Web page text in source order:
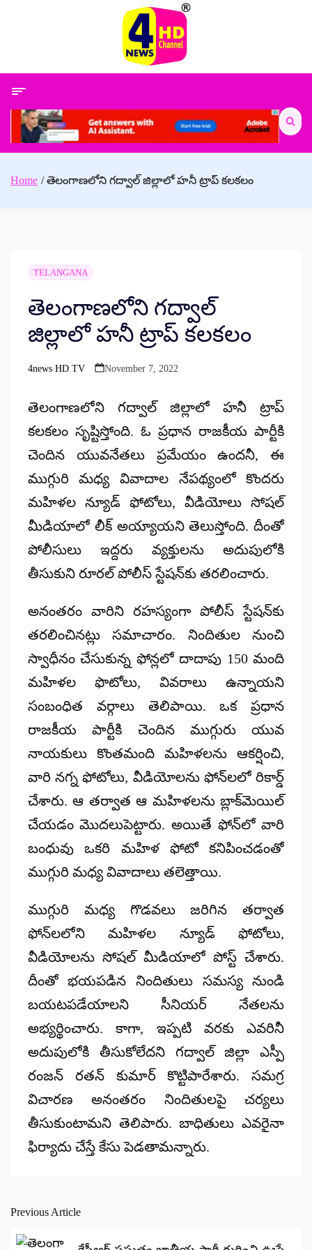
Search
for:
Home తెలంగాణలోని గద్వాల్ జిల్లాలో హనీ ట్రాప్ కలకలం
TELANGANA
తెలంగాణలోని గద్వాల్
జిల్లాలో హనీ ట్రాప్ కలకలం
Posted
4news HD TV November 7, 2022
తెలంగాణలోని గద్వాల్ జిల్లాలో హనీ ట్రాప్
కలకలం సృష్టిస్తోంది. ఓ ప్రధాన రాజకీయ పార్టీకి
చెందిన యువనేతలు ప్రమేయం ఉందనీ, ఈ
ముగ్గురి మధ్య వివాదాల నేపథ్యంలో కొందరు
మహిళల న్యూడ్ ఫోటోలు, వీడియోలు సోషల్
మీడియాలో లీక్ అయ్యాయని తెలుస్తోంది. దీంతో
పోలీసులు ఇద్దరు వ్యక్తులను అదుపులోకి
తీసుకుని రూరల్ పోలీస్ స్టేషన్‌కు తరలించారు.
అనంతరం వారిని రహస్యంగా పోలీస్ స్టేషన్‌కు
తరలించినట్లు సమాచారం. నిందితుల నుంచి
స్వాధీనం చేసుకున్న ఫోన్లలో దాదాపు 150 మంది
మహిళల ఫొటోలు, వివరాలు ఉన్నాయని
సంబంధిత వర్గాలు తెలిపాయి. ఒక ప్రధాన
రాజకీయ పార్టీకి చెందిన ముగ్గురు యువ
నాయకులు కొంతమంది మహిళలను ఆకర్షించి,
వారి నగ్న ఫోటోలు, వీడియోలను ఫోన్‌లలో రికార్డ్
చేశారు. ఆ తర్వాత ఆ మహిళలను బ్లాక్‌మెయిల్
చేయడం మొదలుపెట్టారు. అయితే ఫోన్‌లో వారి
బంధువు ఒకరి మహిళ ఫోటో కనిపించడంతో
ముగ్గురి మధ్య వివాదాలు తలెత్తాయి.
ముగ్గురి మధ్య గొడవలు జరిగిన తర్వాత
ఫోన్‌లలోని మహిళల న్యూడ్ ఫోటోలు,
వీడియోలను సోషల్ మీడియాలో పోస్ట్ చేశారు.
దీంతో భయపడిన నిందితులు సమస్య నుండి
బయటపడేయాలని సీనియర్ నేతలను
అభ్యర్థించారు. కాగా, ఇప్పటి వరకు ఎవరినీ
అదుపులోకి తీసుకోలేదని గద్వాల్ జిల్లా ఎస్పీ
రంజన్ రతన్ కుమార్ కొట్టిపారేశారు. సమగ్ర
విచారణ అనంతరం నిందితులపై చర్యలు
తీసుకుంటామని తెలిపారు. బాధితులు ఎవరైనా
ఫిర్యాదు చేస్తే కేసు పెడతామన్నారు.
Post
navigation
Previous Article